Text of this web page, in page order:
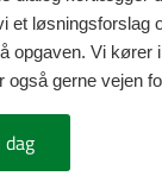
et løsningsforslag
opgaven. Vi kører
gerne vejen